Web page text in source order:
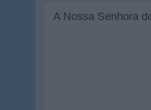
A Nossa Senhora